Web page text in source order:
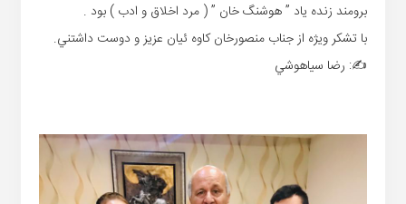
برومند زنده ياد ” هوشنگ خان ” ( مرد اخلاق و ادب ) بود .
با تشكر ويژه از جناب منصورخان كاوه ئيان عزيز و دوست داشتني.
✍: رضا سياهوشي